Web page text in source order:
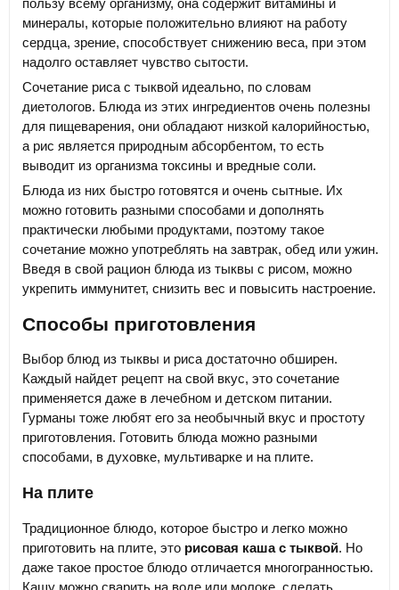
пользу всему организму, она содержит витамины и
минералы, которые положительно влияют на работу
сердца, зрение, способствует снижению веса, при этом
надолго оставляет чувство сытости.
Сочетание риса с тыквой идеально, по словам
диетологов. Блюда из этих ингредиентов очень полезны
для пищеварения, они обладают низкой калорийностью,
а рис является природным абсорбентом, то есть
выводит из организма токсины и вредные соли.
Блюда из них быстро готовятся и очень сытные. Их
можно готовить разными способами и дополнять
практически любыми продуктами, поэтому такое
сочетание можно употреблять на завтрак, обед или ужин.
Введя в свой рацион блюда из тыквы с рисом, можно
укрепить иммунитет, снизить вес и повысить настроение.
Способы приготовления
Выбор блюд из тыквы и риса достаточно обширен.
Каждый найдет рецепт на свой вкус, это сочетание
применяется даже в лечебном и детском питании.
Гурманы тоже любят его за необычный вкус и простоту
приготовления. Готовить блюда можно разными
способами, в духовке, мультиварке и на плите.
На плите
Традиционное блюдо, которое быстро и легко можно
приготовить на плите, это рисовая каша с тыквой. Но
даже такое простое блюдо отличается многогранностью.